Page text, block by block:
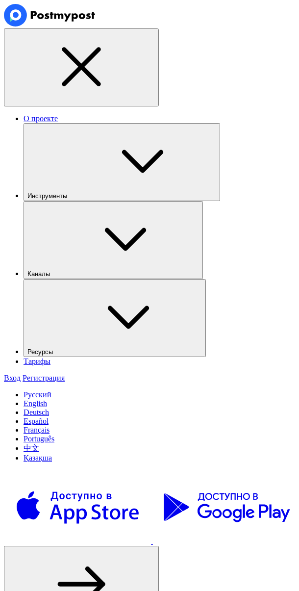
О проекте
Инструменты
Каналы
Ресурсы
Тарифы
Вход Регистрация
Русский
English
Deutsch
Español
Français
Português
中文
Қазақша